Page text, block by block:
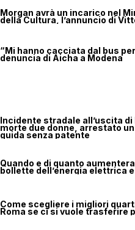
Morgan avrà un incarico nel
della Cultura, l’annuncio di
“Mi hanno cacciata dal bus
denuncia di Aicha a Modena
Incidente stradale all’uscita di
morte due donne, arrestato
guida senza patente
Quando e di quanto
bollette dell’energia elettrica
Come scegliere i migliori
Roma se ci si vuole trasferire